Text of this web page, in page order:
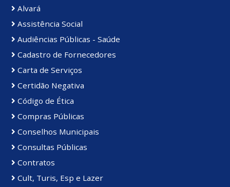
Alvará
Assistência Social
Audiências Públicas - Saúde
Cadastro de Fornecedores
Carta de Serviços
Certidão Negativa
Código de Ética
Compras Públicas
Conselhos Municipais
Consultas Públicas
Contratos
Cult, Turis, Esp e Lazer